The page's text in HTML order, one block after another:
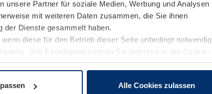
unsere Partner für soziale Medien, Werbung und Analysen
mit weiteren Daten zusammen, die Sie ihnen
der Dienste gesammelt haben.
diese für den Betrieb dieser Seite unbedingt notwendig
Ihre Einwilligung können Sie jederzeit in der Cookie-
ändern oder widerrufen.
Alle Cookies zulassen